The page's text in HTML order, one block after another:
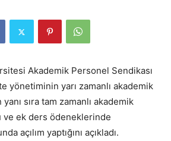
Akademik Personel Sendikası
yönetiminin yarı zamanlı akademik
sıra tam zamanlı akademik
ve ek ders ödeneklerinde
açılım yaptığını açıkladı.